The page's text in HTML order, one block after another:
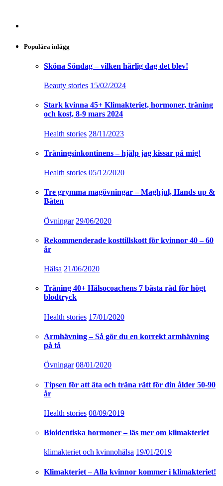
Populära inlägg
Sköna Söndag – vilken härlig dag det blev!
Beauty stories 15/02/2024
Stark kvinna 45+ Klimakteriet, hormoner, träning
och kost, 8-9 mars 2024
Health stories 28/11/2023
Träningsinkontinens – hjälp jag kissar på mig!
Health stories 05/12/2020
Tre grymma magövningar – Maghjul, Hands up &
Båten
Övningar 29/06/2020
Rekommenderade kosttillskott för kvinnor 40 – 60
år
Hälsa 21/06/2020
Träning 40+ Hälsocoachens 7 bästa råd för högt
blodtryck
Health stories 17/01/2020
Armhävning – Så gör du en korrekt armhävning
på tå
Övningar 08/01/2020
Tipsen för att äta och träna rätt för din ålder 50-90
år
Health stories 08/09/2019
Bioidentiska hormoner – läs mer om klimakteriet
klimakteriet och kvinnohälsa 19/01/2019
Klimakteriet – Alla kvinnor kommer i klimakteriet!